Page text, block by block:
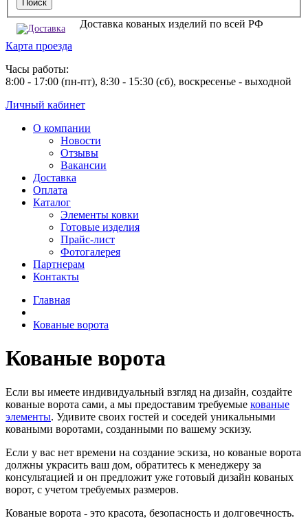
Доставка кованых изделий по всей РФ
Карта проезда
Часы работы:
8:00 - 17:00 (пн-пт), 8:30 - 15:30 (сб), воскресенье - выходной
Личный кабинет
О компании
Новости
Отзывы
Вакансии
Доставка
Оплата
Каталог
Элементы ковки
Готовые изделия
Прайс-лист
Фотогалерея
Партнерам
Контакты
Главная
Кованые ворота
Кованые ворота
Если вы имеете индивидуальный взгляд на дизайн, создайте
кованые ворота сами, а мы предоставим требуемые кованые
элементы. Удивите своих гостей и соседей уникальными
коваными воротами, созданными по вашему эскизу.
Если у вас нет времени на создание эскиза, но кованые ворота
должны украсить ваш дом, обратитесь к менеджеру за
консультацией и он предложит уже готовый дизайн кованых
ворот, с учетом требуемых размеров.
Кованые ворота - это красота, безопасность и долговечность.